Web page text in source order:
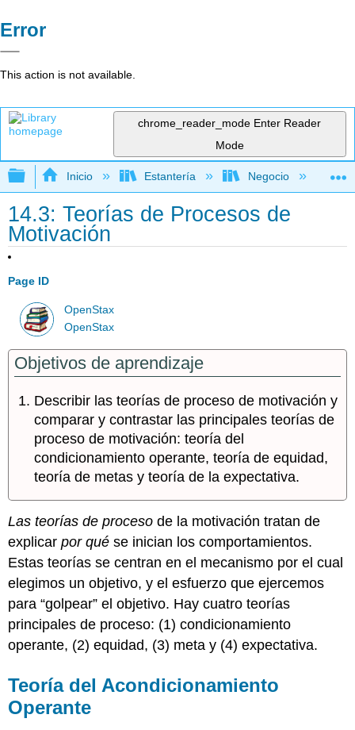
Error
This action is not available.
chrome_reader_mode Enter Reader
Mode
Expandir/contraer jerarquía global
Inicio Estantería Negocio
14.3: Teorías de Procesos de
Motivación
Page ID
OpenStax
OpenStax
Objetivos de aprendizaje
Describir las teorías de proceso de motivación y
comparar y contrastar las principales teorías de
proceso de motivación: teoría del
condicionamiento operante, teoría de equidad,
teoría de metas y teoría de la expectativa.
Las teorías de proceso de la motivación tratan de
explicarpor qué se inician los comportamientos.
Estas teorías se centran en el mecanismo por el cual
elegimos un objetivo, y el esfuerzo que ejercemos
para “golpear” el objetivo. Hay cuatro teorías
principales de proceso: (1) condicionamiento
operante, (2) equidad, (3) meta y (4) expectativa.
Teoría del Acondicionamiento
Operante